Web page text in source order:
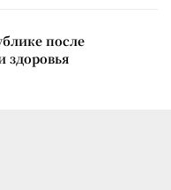
после
здоровья